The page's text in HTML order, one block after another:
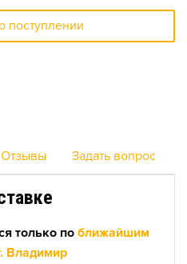
поступлении
Отзывы Задать вопрос
только поближайшим
Владимир